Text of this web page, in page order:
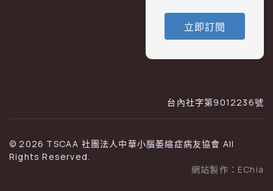
立即訂閱
台內社字第9012236號
© 2026 TSCAA 社團法人中華小腦萎縮症病友協會 All
Rights Reserved.
網站製作： EChia